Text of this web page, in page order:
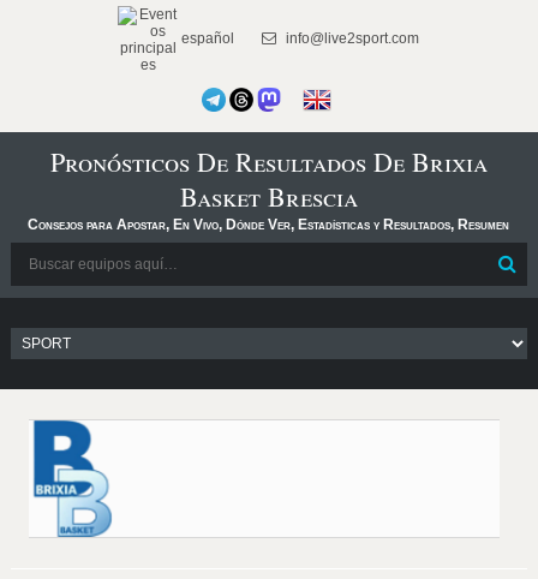
español info@live2sport.com
Pronósticos De Resultados De Brixia
Basket Brescia
Consejos para Apostar, En Vivo, Dónde Ver, Estadísticas y Resultados, Resumen